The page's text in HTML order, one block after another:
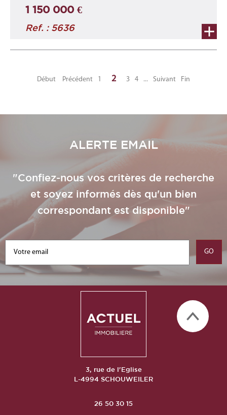
1 150 000 €
Ref. : 5636
Début Précédent 1 2 3 4 ... Suivant Fin
ALERTE EMAIL
"Confiez-nous vos critères de recherche
et soyez informés dès qu'un bien
correspondant est disponible"
3, rue de l'Eglise
L-4994 SCHOUWEILER
26 50 30 15